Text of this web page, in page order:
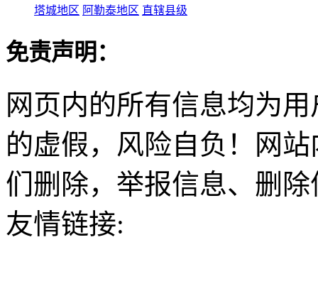
塔城地区 阿勒泰地区 直辖县级
免责声明：
网页内的所有信息均为
的虚假，风险自负！网
们删除，举报信息、删
友情链接: